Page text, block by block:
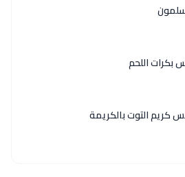
بكرات اللحم
كريم التوت بالكريمة